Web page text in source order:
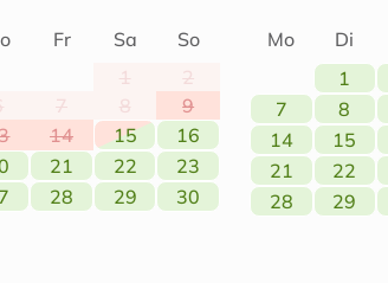
Fr Sa
So
1
2
7 8
9
14 15
16
21 22
23
28 29
30
Mo Di
1
7
8
14
15
21
22
28
29